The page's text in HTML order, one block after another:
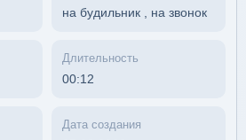
на будильник, на звонок
Длительность
00:12
Дата создания